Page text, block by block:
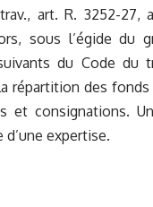
art. R. 3252-
sous l’égide du
du Code du
répartition des
et consignations.
expertise.